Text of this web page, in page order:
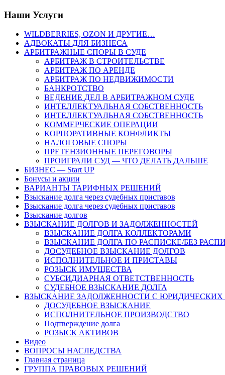
Наши Услуги
WILDBERRIES, OZON И ДРУГИЕ…
АДВОКАТЫ ДЛЯ БИЗНЕСА
АРБИТРАЖНЫЕ СПОРЫ В СУДЕ
АРБИТРАЖ В СТРОИТЕЛЬСТВЕ
АРБИТРАЖ ПО АРЕНДЕ
АРБИТРАЖ ПО НЕДВИЖИМОСТИ
БАНКРОТСТВО
ВЕДЕНИЕ ДЕЛ В АРБИТРАЖНОМ СУДЕ
ИНТЕЛЛЕКТУАЛЬНАЯ СОБСТВЕННОСТЬ
ИНТЕЛЛЕКТУАЛЬНАЯ СОБСТВЕННОСТЬ
КОММЕРЧЕСКИЕ ОПЕРАЦИИ
КОРПОРАТИВНЫЕ КОНФЛИКТЫ
НАЛОГОВЫЕ СПОРЫ
ПРЕТЕНЗИОННЫЕ ПЕРЕГОВОРЫ
ПРОИГРАЛИ СУД — ЧТО ДЕЛАТЬ ДАЛЬШЕ
БИЗНЕС — Start UP
Бонусы и акции
ВАРИАНТЫ ТАРИФНЫХ РЕШЕНИЙ
Взыскание долга через судебных приставов
Взыскание долга через судебных приставов
Взыскание долгов
ВЗЫСКАНИЕ ДОЛГОВ И ЗАДОЛЖЕННОСТЕЙ
ВЗЫСКАНИЕ ДОЛГА КОЛЛЕКТОРАМИ
ВЗЫСКАНИЕ ДОЛГА ПО РАСПИСКЕ/БЕЗ
ДОСУДЕБНОЕ ВЗЫСКАНИЕ ДОЛГОВ
ИСПОЛНИТЕЛЬНОЕ И ПРИСТАВЫ
РОЗЫСК ИМУЩЕСТВА
СУБСИДИАРНАЯ ОТВЕТСТВЕННОСТЬ
СУДЕБНОЕ ВЗЫСКАНИЕ ДОЛГА
ВЗЫСКАНИЕ ЗАДОЛЖЕННОСТИ С ЮРИДИЧЕСКИХ
ДОСУДЕБНОЕ ВЗЫСКАНИЕ
ИСПОЛНИТЕЛЬНОЕ ПРОИЗВОДСТВО
Подтверждение долга
РОЗЫСК АКТИВОВ
Видео
ВОПРОСЫ НАСЛЕДСТВА
Главная страница
ГРУППА ПРАВОВЫХ РЕШЕНИЙ